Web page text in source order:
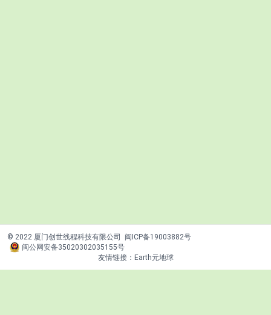
© 2022 厦门创世线程科技有限公司
闽ICP备19003882号
闽公网安备35020302035155号
友情链接： Earth元地球